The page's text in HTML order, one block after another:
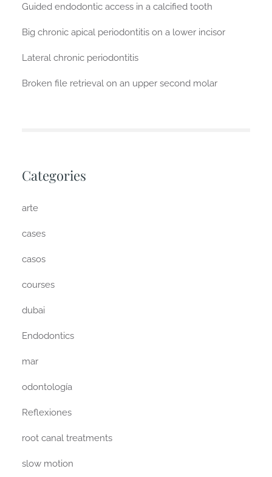
Guided endodontic access in a calcified tooth
Big chronic apical periodontitis on a lower incisor
Lateral chronic periodontitis
Broken file retrieval on an upper second molar
Categories
arte
cases
casos
courses
dubai
Endodontics
mar
odontología
Reflexiones
root canal treatments
slow motion